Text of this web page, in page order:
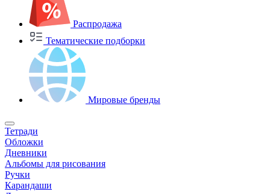
Распродажа
Тематические подборки
Мировые бренды
Тетради
Обложки
Дневники
Альбомы для рисования
Ручки
Карандаши